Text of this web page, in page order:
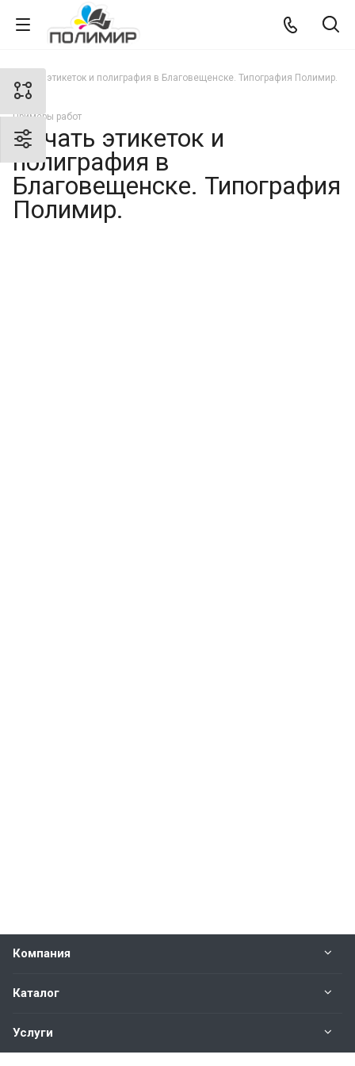
Печать этикеток и полиграфия в Благовещенске. Типография Полимир.
Примеры работ
Печать этикеток и
полиграфия в
Благовещенске. Типография
Полимир.
Компания
Каталог
Услуги